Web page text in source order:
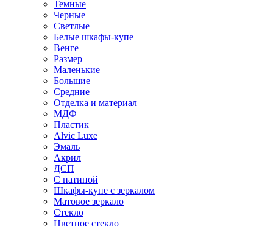
Темные
Черные
Светлые
Белые шкафы-купе
Венге
Размер
Маленькие
Большие
Средние
Отделка и материал
МДФ
Пластик
Alvic Luxe
Эмаль
Акрил
ДСП
С патиной
Шкафы-купе с зеркалом
Матовое зеркало
Стекло
Цветное стекло